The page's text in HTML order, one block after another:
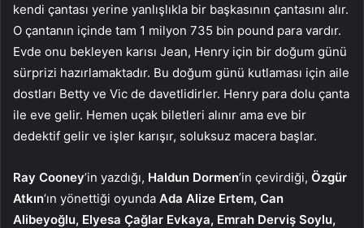
kendi çantası yerine yanlışlıkla bir başkasının çantasını alır.
O çantanın içinde tam 1 milyon 735 bin pound para vardır.
Evde onu bekleyen karısı Jean, Henry için bir doğum günü
sürprizi hazırlamaktadır. Bu doğum günü kutlaması için aile
dostları Betty ve Vic de davetlidirler. Henry para dolu çanta
ile eve gelir. Hemen uçak biletleri alınır ama eve bir
dedektif gelir ve işler karışır, soluksuz macera başlar.
Ray Cooney’in yazdığı, Haldun Dormen’in çevirdiği, Özgür
Atkın’ın yönettiği oyunda Ada Alize Ertem, Can
Alibeyoğlu, Elyesa Çağlar Evkaya, Emrah Derviş Soylu,